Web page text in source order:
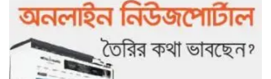
পুলিশ ও ফায়ার সার্ভিস
গাছ না কেটে আমাদের পুড়িয়ে মারলে
ভালো হতো’: বন বিভাগের নিষ্ঠুরতায়
নিঃস্ব কৃষক